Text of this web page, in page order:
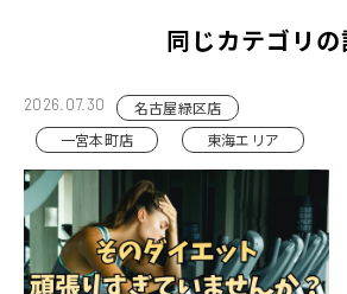
同じカテゴリ
2026.07.30
名古屋緑区店
一宮本町店
東海エリア